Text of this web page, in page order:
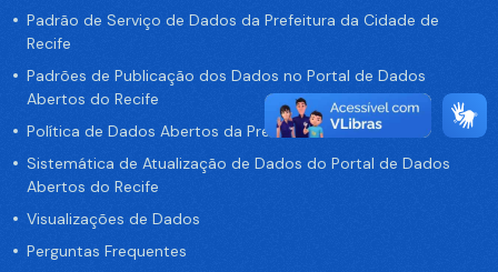
Padrão de Serviço de Dados da Prefeitura da Cidade de
Recife
Padrões de Publicação dos Dados no Portal de Dados
Abertos do Recife
Política de Dados Abertos da Prefeitura do Recife
Sistemática de Atualização de Dados do Portal de Dados
Abertos do Recife
Visualizações de Dados
Perguntas Frequentes